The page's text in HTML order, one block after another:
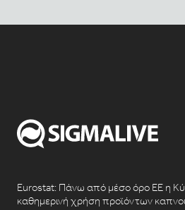
Eurostat: Πάνω από μέσο όρο ΕΕ η
καθημερινή χρήση προϊόντων